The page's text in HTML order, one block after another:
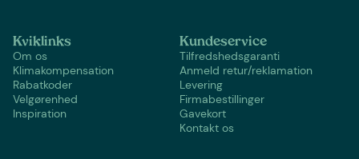
Kviklinks
Om os
Klimakompensation
Rabatkoder
Velgørenhed
Inspiration
Kundeservice
Tilfredshedsgaranti
Anmeld retur/reklamation
Levering
Firmabestillinger
Gavekort
Kontakt os